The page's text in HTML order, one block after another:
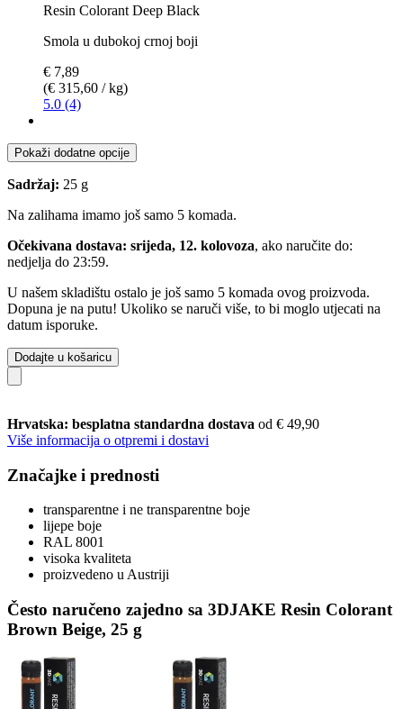
Resin Colorant Deep Black
Smola u dubokoj crnoj boji
€ 7,89
(€ 315,60 / kg)
5.0 (4)
Pokaži dodatne opcije
Sadržaj: 25 g
Na zalihama imamo još samo 5 komada.
Očekivana dostava: srijeda, 12. kolovoza, ako naručite do:
nedjelja do 23:59.
U našem skladištu ostalo je još samo 5 komada ovog proizvoda.
Dopuna je na putu! Ukoliko se naruči više, to bi moglo utjecati na
datum isporuke.
Dodajte u košaricu
Hrvatska: besplatna standardna dostava od € 49,90
Više informacija o otpremi i dostavi
Značajke i prednosti
transparentne i ne transparentne boje
lijepe boje
RAL 8001
visoka kvaliteta
proizvedeno u Austriji
Često naručeno zajedno sa 3DJAKE Resin Colorant
Brown Beige, 25 g